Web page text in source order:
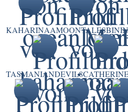
KAHARINAAMOONTALES
TASMANIANDEVIL8